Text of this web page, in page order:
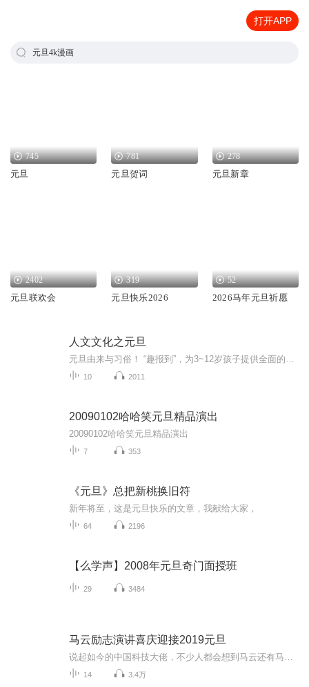
打开APP
元旦4k漫画
745
元旦
781
元旦贺词
278
元旦新章
2402
元旦联欢会
319
元旦快乐2026
52
2026马年元旦祈愿
人文文化之元旦
10 2011
20090102哈哈笑元旦精品演出
20090102哈哈笑元旦精品演出
7 353
《元旦》总把新桃换旧符
新年将至，这是元旦快乐的文章，我献给大家，
64 2196
【么学声】2008年元旦奇门面授班
29 3484
马云励志演讲喜庆迎接2019元旦
14 3.4万